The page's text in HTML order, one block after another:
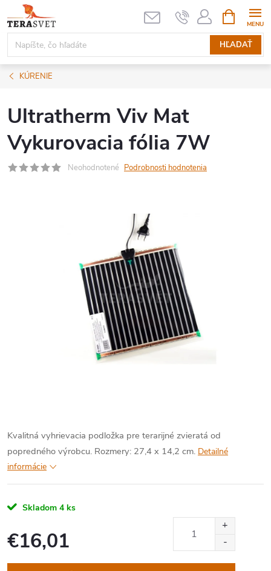
na
obsah
HĽADAŤ
KOŠÍK
KÚRENIE
Ultratherm Viv Mat
Vykurovacia fólia 7W
Neohodnotené Podrobnosti hodnotenia
Kvalitná vyhrievacia podložka pre terarijné zvieratá od
popredného výrobcu. Rozmery: 27,4 x 14,2 cm. Detailné
informácie
Skladom 4 ks
€16,01